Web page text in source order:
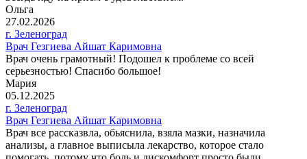
Ольга
27.02.2026
г. Зеленоград
Врач Гезгиева Айшат Каримовна
Врач очень грамотный! Подошел к проблеме со всей
серьезностью! Спасибо большое!
Мария
05.12.2025
г. Зеленоград
Врач Гезгиева Айшат Каримовна
Врач все рассказвла, обьяснила, взяла мазки, назначила
анализы, а главное выписыла лекарство, которое стало